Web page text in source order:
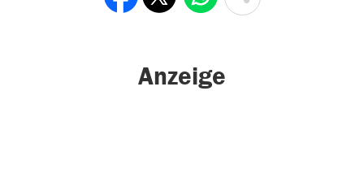
Anzeige